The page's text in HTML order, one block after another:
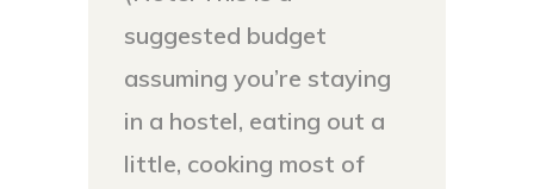
suggested budget
assuming you’re staying
in a hostel, eating out a
little, cooking most of